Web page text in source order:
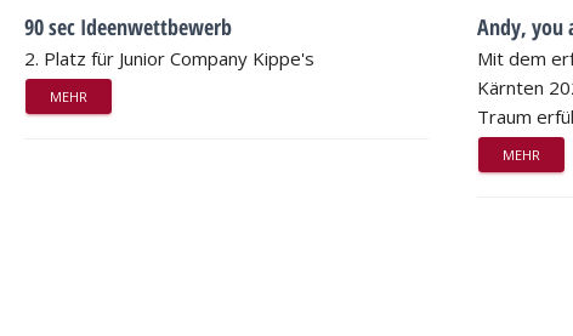
90 sec Ideenwettbewerb
2. Platz für Junior Company Kippe's
MEHR
Andy, you
Mit dem
Kärnten
Traum
MEHR